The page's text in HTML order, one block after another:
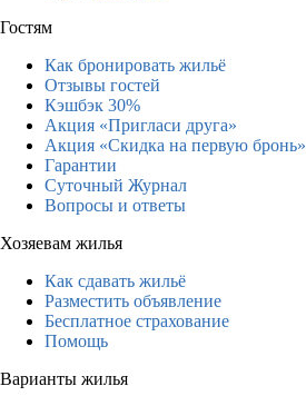
Гостям
Как бронировать жильё
Отзывы гостей
Кэшбэк 30%
Акция «Пригласи друга»
Акция «Скидка на первую бронь»
Гарантии
Суточный Журнал
Вопросы и ответы
Хозяевам жилья
Как сдавать жильё
Разместить объявление
Бесплатное страхование
Помощь
Варианты жилья